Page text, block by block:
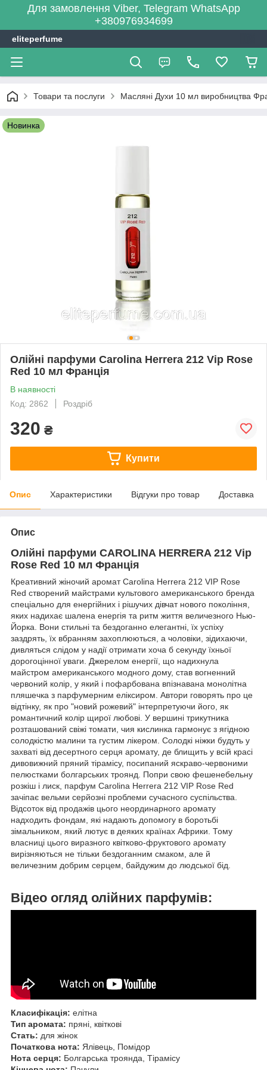
Для замовлення Viber, Telegram WhatsApp
+380976934699
eliteperfume
Товари та послуги Масляні Духи 10 мл виробництва
Новинка
Олійні парфуми Carolina Herrera 212 Vip Rose
Red 10 мл Франція
В наявності
Код: 2862
Роздріб
320 ₴
Купити
Опис Характеристики Відгуки про товар Доставка
Опис
Олійні парфуми CAROLINA HERRERA 212 Vip
Rose Red 10 мл Франція
Креативний жіночий аромат Carolina Herrera 212 VIP Rose
Red створений майстрами культового американського бренда
спеціально для енергійних і рішучих дівчат нового покоління,
яких надихає шалена енергія та ритм життя величезного Нью-
Йорка. Вони стильні та бездоганно елегантні, їх успіху
заздрять, їх вбранням захоплюються, а чоловіки, зідихаючи,
дивляться слідом у надії отримати хоча б секунду їхньої
дорогоцінної уваги. Джерелом енергії, що надихнула
майстром американського модного дому, став вогненний
червоний колір, у який і пофарбована впізнавана монолітна
пляшечка з парфумерним еліксиром. Автори говорять про це
відтінку, як про "новий рожевий" інтерпретуючи його, як
романтичний колір щирої любові. У вершині трикутника
розташований свіжі томати, чия кислинка гармонує з ягідною
солодкістю малини та густим лікером. Солодкі ніжки будуть у
захваті від десертного серця аромату, де блищить у всій красі
дивовижний пряний тірамісу, посипаний яскраво-червоними
пелюстками болгарських троянд. Попри свою фешенебельну
розкіш і лиск, парфум Carolina Herrera 212 VIP Rose Red
зачіпає вельми серйозні проблеми сучасного суспільства.
Відсоток від продажів цього неординарного аромату
надходить фондам, які надають допомогу в боротьбі
зімальником, який лютує в деяких країнах Африки. Тому
власниці цього виразного квітково-фруктового аромату
вирізняються не тільки бездоганним смаком, але й
величезним добрим серцем, байдужим до людської бід.
Відео огляд олійних парфумів:
Класифікація: елітна
Тип аромата: пряні, квіткові
Стать: для жінок
Початкова нота: Ялівець, Помідор
Нота серця: Болгарська троянда, Тірамісу